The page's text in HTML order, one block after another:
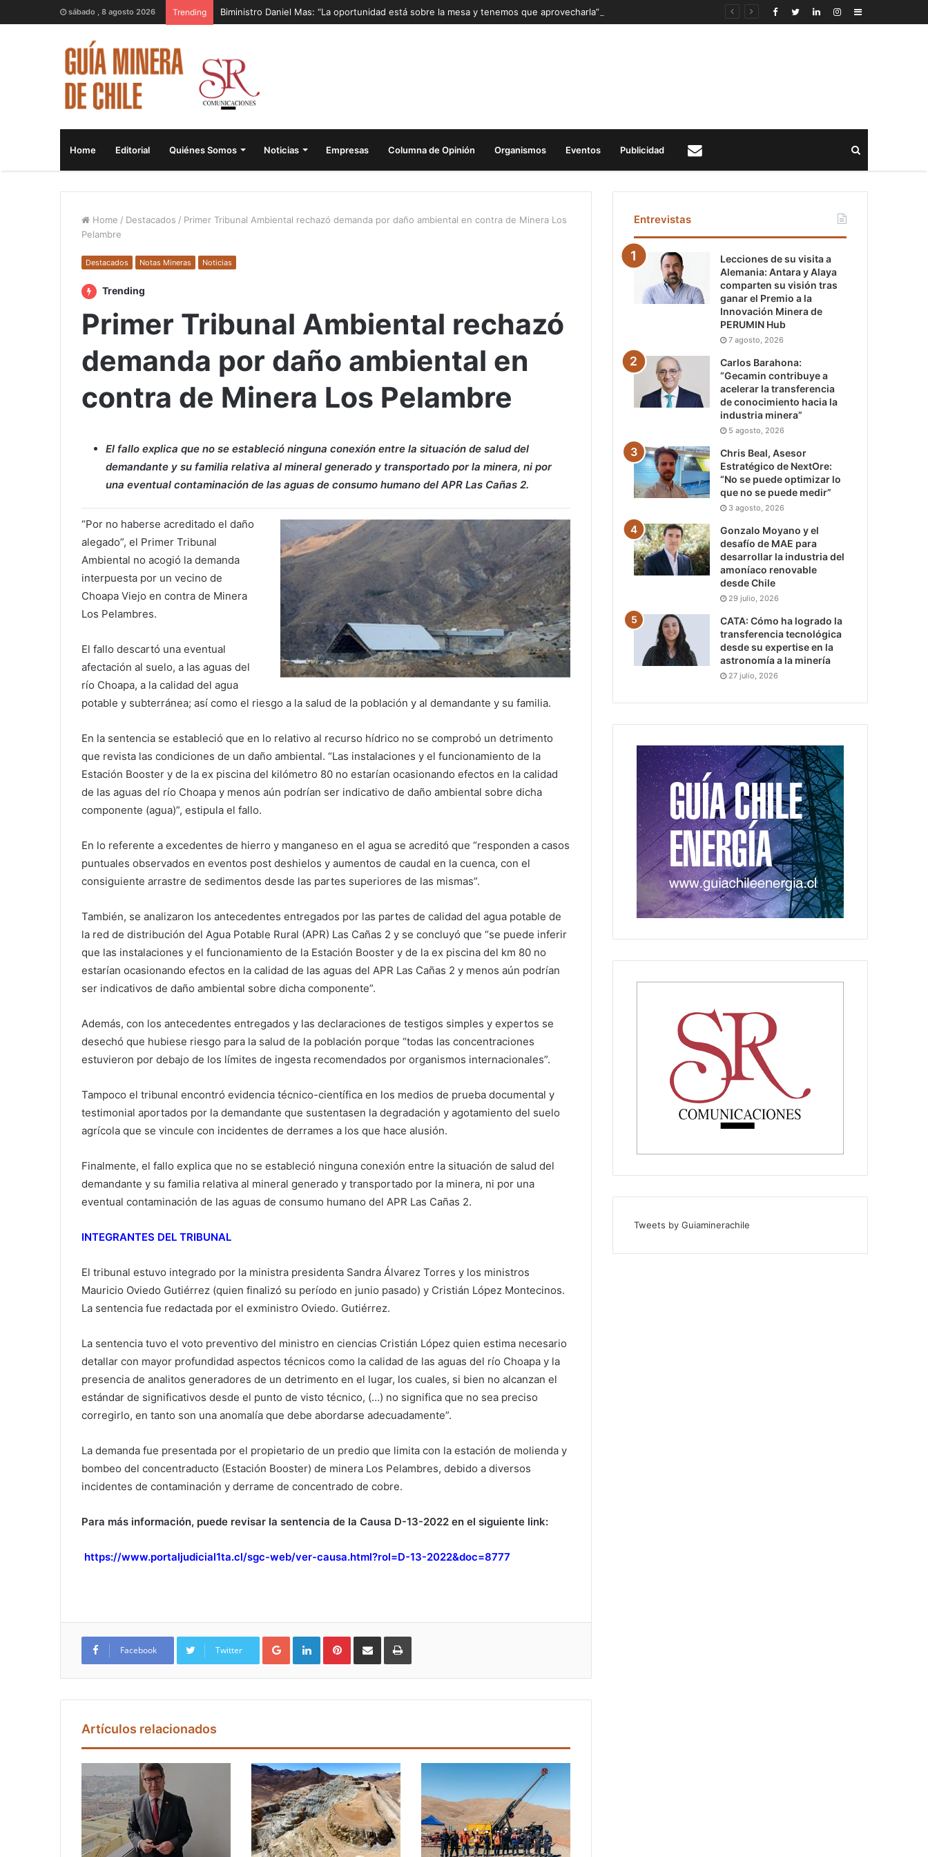
sábado , 8 agosto 2026 Trending Biministro Daniel Mas: “La oportunidad está sobre la mesa y tenemos que aprovecharla” Sidebar
Home Editorial Quiénes Somos Noticias Empresas Columna de Opinión Organismos Eventos Publicidad
Home / Destacados / Primer Tribunal Ambiental rechazó demanda por daño ambiental en contra de Minera Los
Pelambre
Destacados Notas Mineras Noticias
Trending
Primer Tribunal Ambiental rechazó
demanda por daño ambiental en
contra de Minera Los Pelambre
El fallo explica que no se estableció ninguna conexión entre la situación de salud del
demandante y su familia relativa al mineral generado y transportado por la minera, ni por
una eventual contaminación de las aguas de consumo humano del APR Las Cañas 2.
“Por no haberse acreditado el daño
alegado”, el Primer Tribunal
Ambiental no acogió la demanda
interpuesta por un vecino de
Choapa Viejo en contra de Minera
Los Pelambres.
El fallo descartó una eventual
afectación al suelo, a las aguas del
río Choapa, a la calidad del agua
potable y subterránea; así como el riesgo a la salud de la población y al demandante y su familia.
En la sentencia se estableció que en lo relativo al recurso hídrico no se comprobó un detrimento
que revista las condiciones de un daño ambiental. “Las instalaciones y el funcionamiento de la
Estación Booster y de la ex piscina del kilómetro 80 no estarían ocasionando efectos en la calidad
de las aguas del río Choapa y menos aún podrían ser indicativo de daño ambiental sobre dicha
componente (agua)”, estipula el fallo.
En lo referente a excedentes de hierro y manganeso en el agua se acreditó que “responden a casos
puntuales observados en eventos post deshielos y aumentos de caudal en la cuenca, con el
consiguiente arrastre de sedimentos desde las partes superiores de las mismas”.
También, se analizaron los antecedentes entregados por las partes de calidad del agua potable de
la red de distribución del Agua Potable Rural (APR) Las Cañas 2 y se concluyó que “se puede inferir
que las instalaciones y el funcionamiento de la Estación Booster y de la ex piscina del km 80 no
estarían ocasionando efectos en la calidad de las aguas del APR Las Cañas 2 y menos aún podrían
ser indicativos de daño ambiental sobre dicha componente”.
Además, con los antecedentes entregados y las declaraciones de testigos simples y expertos se
desechó que hubiese riesgo para la salud de la población porque “todas las concentraciones
estuvieron por debajo de los límites de ingesta recomendados por organismos internacionales”.
Tampoco el tribunal encontró evidencia técnico-científica en los medios de prueba documental y
testimonial aportados por la demandante que sustentasen la degradación y agotamiento del suelo
agrícola que se vincule con incidentes de derrames a los que hace alusión.
Finalmente, el fallo explica que no se estableció ninguna conexión entre la situación de salud del
demandante y su familia relativa al mineral generado y transportado por la minera, ni por una
eventual contaminación de las aguas de consumo humano del APR Las Cañas 2.
INTEGRANTES DEL TRIBUNAL
El tribunal estuvo integrado por la ministra presidenta Sandra Álvarez Torres y los ministros
Mauricio Oviedo Gutiérrez (quien finalizó su período en junio pasado) y Cristián López Montecinos.
La sentencia fue redactada por el exministro Oviedo. Gutiérrez.
La sentencia tuvo el voto preventivo del ministro en ciencias Cristián López quien estima necesario
detallar con mayor profundidad aspectos técnicos como la calidad de las aguas del río Choapa y la
presencia de analitos generadores de un detrimento en el lugar, los cuales, si bien no alcanzan el
estándar de significativos desde el punto de visto técnico, (…) no significa que no sea preciso
corregirlo, en tanto son una anomalía que debe abordarse adecuadamente”.
La demanda fue presentada por el propietario de un predio que limita con la estación de molienda y
bombeo del concentraducto (Estación Booster) de minera Los Pelambres, debido a diversos
incidentes de contaminación y derrame de concentrado de cobre.
Para más información, puede revisar la sentencia de la Causa D-13-2022 en el siguiente link:
https://www.portaljudicial1ta.cl/sgc-web/ver-causa.html?rol=D-13-2022&doc=8777
Facebook Twitter
Google+ LinkedIn Pinterest
Artículos relacionados
Entrevistas
Lecciones de su visita a
Alemania: Antara y Alaya
comparten su visión tras
ganar el Premio a la
Innovación Minera de
PERUMIN Hub
7 agosto, 2026
Carlos Barahona:
“Gecamin contribuye a
acelerar la transferencia
de conocimiento hacia la
industria minera”
5 agosto, 2026
Chris Beal, Asesor
Estratégico de NextOre:
“No se puede optimizar lo
que no se puede medir”
3 agosto, 2026
Gonzalo Moyano y el
desafío de MAE para
desarrollar la industria del
amoníaco renovable
desde Chile
29 julio, 2026
CATA: Cómo ha logrado la
transferencia tecnológica
desde su expertise en la
astronomía a la minería
27 julio, 2026
Tweets by Guiaminerachile